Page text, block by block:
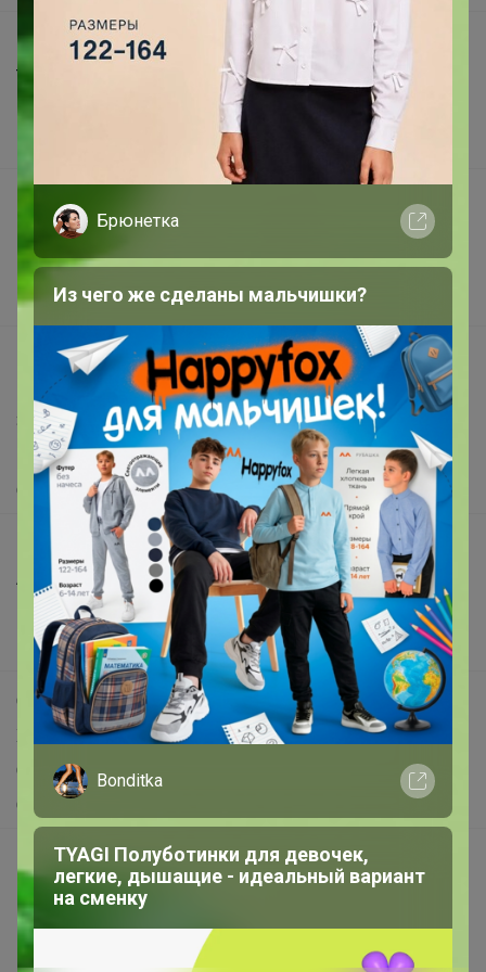
Шоурумы
Торговые марки
Наша команда
Подарочные сертификаты
Реклама на сайте
Поставщикам
Вакансии
support@24-ok.ru
Написать в поддержку
Защита покупателя
Помощь
О нас
Все предложения
Анонсы
Новости
Поддержка альпак
Самое выгодное
Хиты продаж
Самое желанное
Самое быстрое
Начать зарабатывать с 24-ok
Picabox.ru - Лучшее место для ваших изображений
Розыгрыш - Генератор случайных чисел
Пульс нашего маркетплейса
Брюнетка
Из чего же сделаны мальчишки?
Bonditka
TYAGI Полуботинки для девочек,
легкие, дышащие - идеальный вариант
на сменку